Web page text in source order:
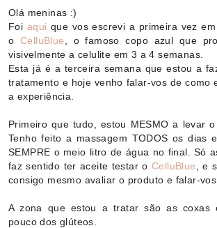
Olá meninas :)
Foi aqui que vos escrevi a primeira vez
o CelluBlue , o famoso copo azul que
visivelmente a celulite em 3 a 4 semanas.
Esta já é a terceira semana que estou a
tratamento e hoje venho falar-vos de como
a experiência.
Primeiro que tudo, estou MESMO a levar
Tenho feito a massagem TODOS os dias
SEMPRE o meio litro de água no final. Só
faz sentido ter aceite testar o CelluBlue , e
consigo mesmo avaliar o produto e falar-vos
A zona que estou a tratar são as coxas
pouco dos glúteos.